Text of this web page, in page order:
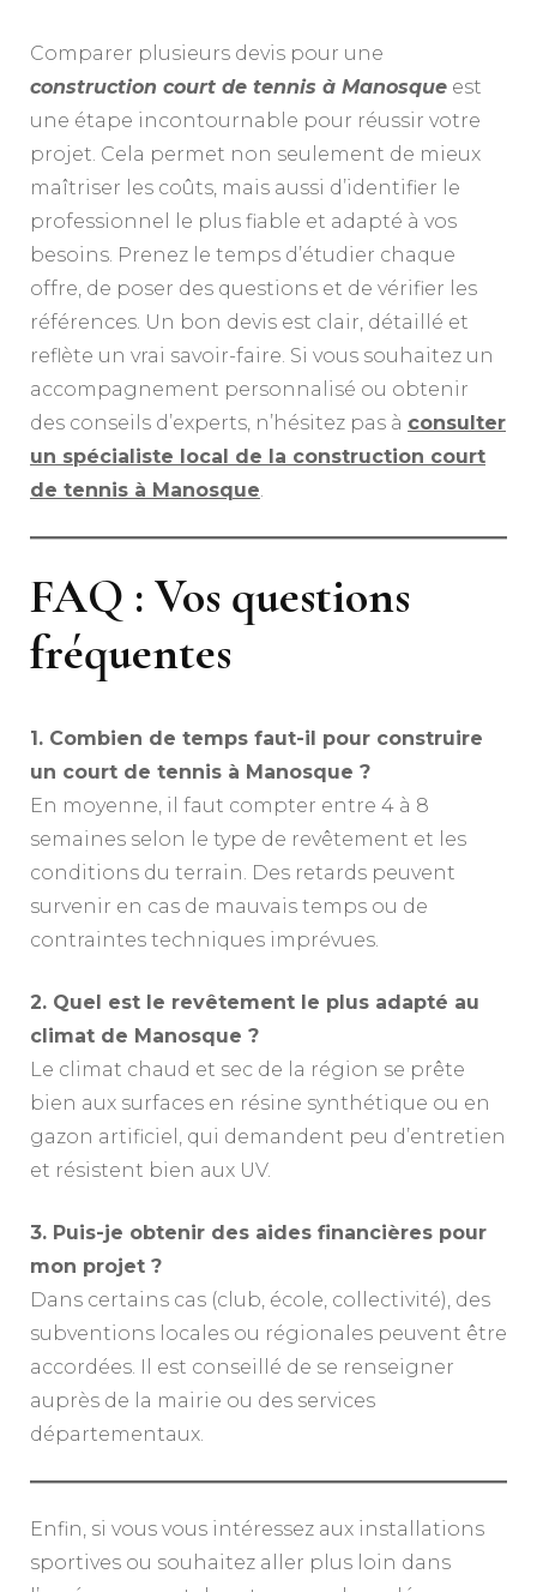
Comparer plusieurs devis pour une
construction court de tennis à Manosque est
une étape incontournable pour réussir votre
projet. Cela permet non seulement de mieux
maîtriser les coûts, mais aussi d’identifier le
professionnel le plus fiable et adapté à vos
besoins. Prenez le temps d’étudier chaque
offre, de poser des questions et de vérifier les
références. Un bon devis est clair, détaillé et
reflète un vrai savoir-faire. Si vous souhaitez un
accompagnement personnalisé ou obtenir
des conseils d’experts, n’hésitez pas à consulter
un spécialiste local de la construction court
de tennis à Manosque.
FAQ : Vos questions
fréquentes
1. Combien de temps faut-il pour construire
un court de tennis à Manosque ?
En moyenne, il faut compter entre 4 à 8
semaines selon le type de revêtement et les
conditions du terrain. Des retards peuvent
survenir en cas de mauvais temps ou de
contraintes techniques imprévues.
2. Quel est le revêtement le plus adapté au
climat de Manosque ?
Le climat chaud et sec de la région se prête
bien aux surfaces en résine synthétique ou en
gazon artificiel, qui demandent peu d’entretien
et résistent bien aux UV.
3. Puis-je obtenir des aides financières pour
mon projet ?
Dans certains cas (club, école, collectivité), des
subventions locales ou régionales peuvent être
accordées. Il est conseillé de se renseigner
auprès de la mairie ou des services
départementaux.
Enfin, si vous vous intéressez aux installations
sportives ou souhaitez aller plus loin dans